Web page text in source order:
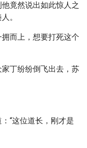
竟然说出如此惊人之
。
而上，想要打死这个
丁纷纷倒飞出去，苏
“这位道长，刚才是